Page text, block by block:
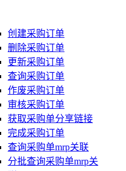
创建采购订单
删除采购订单
更新采购订单
查询采购订单
作废采购订单
审核采购订单
获取采购单分享链接
完成采购订单
查询采购单mrp关联
分批查询采购单mrp关